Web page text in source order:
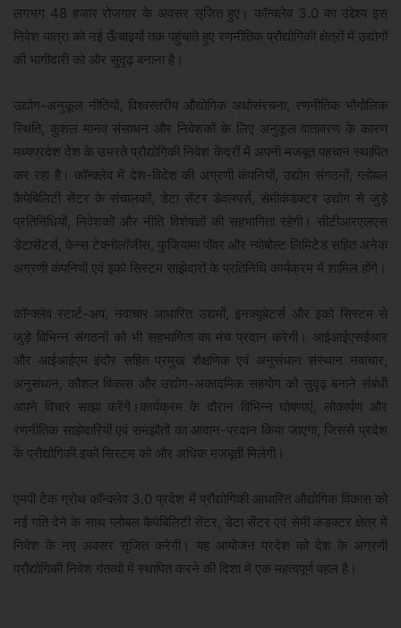
लगभग 48 हजार रोजगार के अवसर सृजित हुए। कॉन्क्लेव 3.0 का उद्देश्य इस
निवेश यात्रा को नई ऊँचाइयों तक पहुंचाते हुए रणनीतिक प्रौद्योगिकी क्षेत्रों में उद्योगों
की भागीदारी को और सुदृढ़ बनाना है।
उद्योग-अनुकूल नीतियों, विश्वस्तरीय औद्योगिक अधोसंरचना, रणनीतिक भौगोलिक
स्थिति, कुशल मानव संसाधन और निवेशकों के लिए अनुकूल वातावरण के कारण
मध्यप्रदेश देश के उभरते प्रौद्योगिकी निवेश केंद्रों में अपनी मजबूत पहचान स्थापित
कर रहा है। कॉन्क्लेव में देश-विदेश की अग्रणी कंपनियों, उद्योग संगठनों, ग्लोबल
कैपेबिलिटी सेंटर के संचालकों, डेटा सेंटर डेवलपर्स, सेमीकंडक्टर उद्योग से जुड़े
प्रतिनिधियों, निवेशकों और नीति विशेषज्ञों की सहभागिता रहेगी। सीटीआरएलएस
डेटासेंटर्स, केन्स टेक्नोलॉजीस, फुजियामा पॉवर और न्योबोल्ट लिमिटेड सहित अनेक
अग्रणी कंपनियों एवं इको सिस्टम साझेदारों के प्रतिनिधि कार्यक्रम में शामिल होंगे।
कॉन्क्लेव स्टार्ट-अप, नवाचार आधारित उद्यमों, इनक्यूबेटर्स और इको सिस्टम से
जुड़े विभिन्न संगठनों को भी सहभागिता का मंच प्रदान करेगी। आईआईएसईआर
और आईआईएम इंदौर सहित प्रमुख शैक्षणिक एवं अनुसंधान संस्थान नवाचार,
अनुसंधान, कौशल विकास और उद्योग-अकादमिक सहयोग को सुदृढ़ बनाने संबंधी
अपने विचार साझा करेंगे।कार्यक्रम के दौरान विभिन्न घोषणाएं, लोकार्पण और
रणनीतिक साझेदारियों एवं समझौतों का आदान-प्रदान किया जाएगा, जिससे प्रदेश
के प्रौद्योगिकी इको सिस्टम को और अधिक मजबूती मिलेगी।
एमपी टेक ग्रोथ कॉन्क्लेव 3.0 प्रदेश में प्रौद्योगिकी आधारित औद्योगिक विकास को
नई गति देने के साथ ग्लोबल कैपेबिलिटी सेंटर, डेटा सेंटर एवं सेमी कंडक्टर क्षेत्र में
निवेश के नए अवसर सृजित करेगी। यह आयोजन प्रदेश को देश के अग्रणी
प्रौद्योगिकी निवेश गंतव्यों में स्थापित करने की दिशा में एक महत्वपूर्ण पहल है।